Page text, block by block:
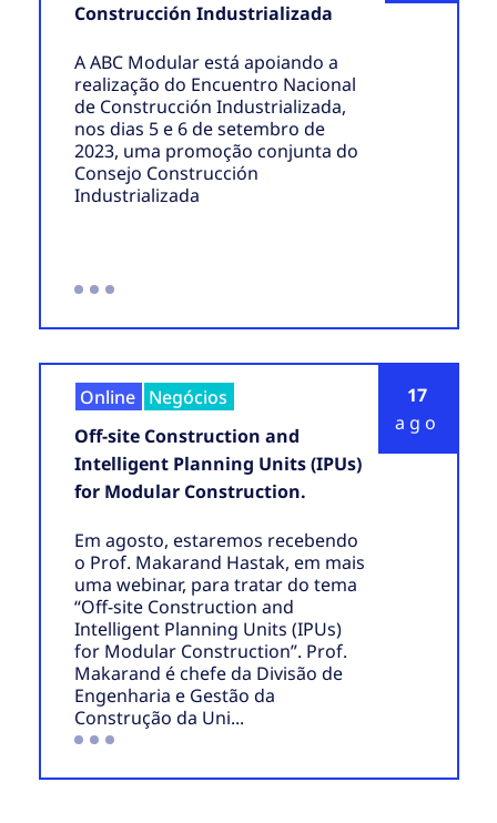
Construcción Industrializada
A ABC Modular está apoiando a
realização do Encuentro Nacional
de Construcción Industrializada,
nos dias 5 e 6 de setembro de
2023, uma promoção conjunta do
Consejo Construcción
Industrializada
17
ago
Online
Negócios
Off-site Construction and
Intelligent Planning Units (IPUs)
for Modular Construction.
Em agosto, estaremos recebendo
o Prof. Makarand Hastak, em mais
uma webinar, para tratar do tema
“Off-site Construction and
Intelligent Planning Units (IPUs)
for Modular Construction”. Prof.
Makarand é chefe da Divisão de
Engenharia e Gestão da
Construção da Uni...